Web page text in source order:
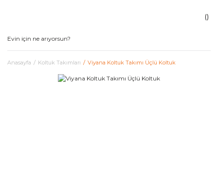
Anasayfa Koltuk Takımları Viyana Koltuk Takımı Üçlü Koltuk